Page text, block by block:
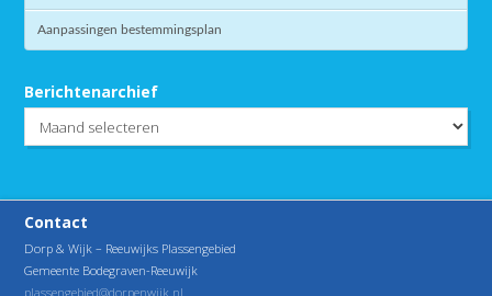
Aanpassingen bestemmingsplan
Berichtenarchief
Contact
Dorp & Wijk – Reeuwijks Plassengebied
Gemeente Bodegraven-Reeuwijk
plassengebied@dorpenwijk.nl